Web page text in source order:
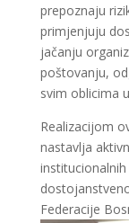
prepoznaju
primjenjuju
jačanju
poštovanju,
svim oblicima
Realizacijom
nastavlja
Federacije